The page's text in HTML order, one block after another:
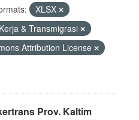
XLSX
& Transmigrasi
Attribution License
Prov. Kaltim